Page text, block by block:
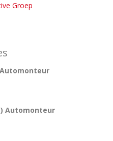
Groep
Automonteur